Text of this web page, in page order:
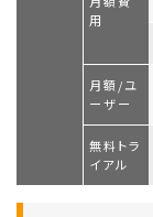
用
月額/ユ
ーザー
無料トラ
イアル